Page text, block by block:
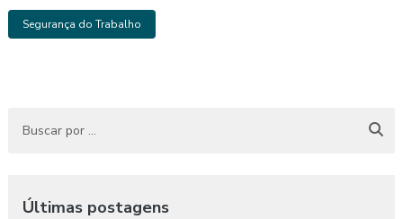
Segurança do Trabalho
Últimas postagens